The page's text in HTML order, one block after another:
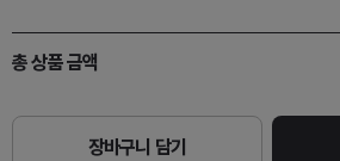
총 상품 금액
장바구니 담기